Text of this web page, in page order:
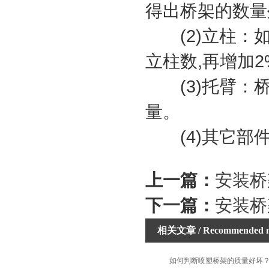
得出桥架的数
(2)立柱：如
立柱数,再增加
(3)托臂：桥
量。
(4)其它部件
上一篇： 安装
下一篇： 安装
相关文章 / Recommended
如何判断喷塑桥架的质量好坏